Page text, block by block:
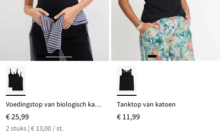
Voedingstop van biologisch katoen (set van 2)
€ 25,99
2 stuks | € 13,00 / st.
Tanktop van katoen
€ 11,99